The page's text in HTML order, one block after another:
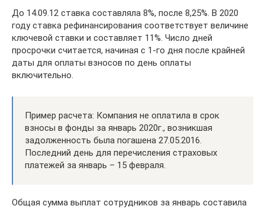
До 14.09.12 ставка составляла 8%, после 8,25%. В 2020
году ставка рефинансирования соответствует величине
ключевой ставки и составляет 11%. Число дней
просрочки считается, начиная с 1-го дня после крайней
даты для оплаты взносов по день оплаты
включительно.
Пример расчета: Компания не оплатила в срок
взносы в фонды за январь 2020г., возникшая
задолженность была погашена 27.05.2016.
Последний день для перечисления страховых
платежей за январь – 15 февраля.
Общая сумма выплат сотрудников за январь составила